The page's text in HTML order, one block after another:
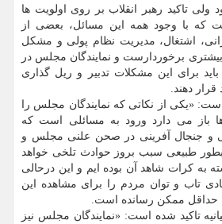
ولی تاکید رهبر انقلاب بر روی اولویت ها
که با وجود همه این مسائل، بعضی از
اشتغال، مدیریت نظام پولی و مشکل
برخوردارست و نمایندگان مجلس در
برای این مشکلات تدبیر و ریل گذاری
دهند.
است: «یکی از نکاتی که نمایندگان مجلس را
ها باز می دارد ورود به مسائلی است که
جنجال آفرینی در صحن علنی مجلس و
طبیعی سبب بروز حوادث تلخی خواهد
به کرات شاهد آن بوده ایم و این درحالی
تاب و توان مردم را برای مشاهده این
حداقل ممکن رسانده است.
تاکید شده است: «نمایندگان مجلس نیز